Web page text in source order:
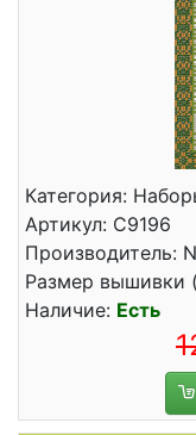
Категория:
Артикул: С9196
Производитель:
Размер вышивки
Наличие: Есть